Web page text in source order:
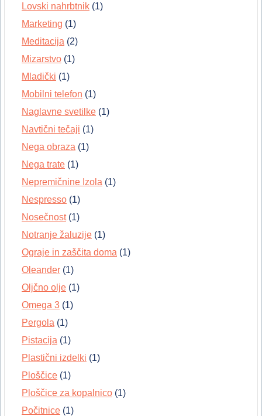
Lovski nahrbtnik (1)
Marketing (1)
Meditacija (2)
Mizarstvo (1)
Mladički (1)
Mobilni telefon (1)
Naglavne svetilke (1)
Navtični tečaji (1)
Nega obraza (1)
Nega trate (1)
Nepremičnine Izola (1)
Nespresso (1)
Nosečnost(1)
Notranje žaluzije (1)
Ograje in zaščita doma (1)
Oleander (1)
Oljčno olje (1)
Omega 3 (1)
Pergola (1)
Pistacija (1)
Plastični izdelki (1)
Ploščice (1)
Ploščice za kopalnico (1)
Počitnice (1)